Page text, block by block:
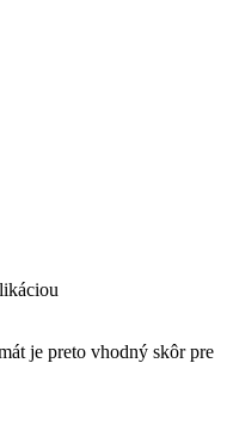
je preto vhodný skôr pre